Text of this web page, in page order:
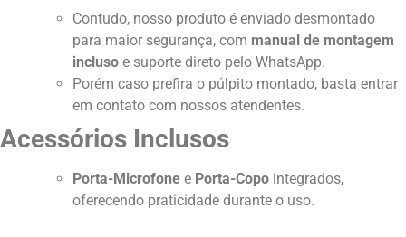
Contudo, nosso produto é enviado desmontado
para maior segurança, com manual de montagem
incluso e suporte direto pelo WhatsApp.
Porém caso prefira o púlpito montado, basta entrar
em contato com nossos atendentes.
Acessórios Inclusos
Porta-Microfone e Porta-Copo integrados,
oferecendo praticidade durante o uso.